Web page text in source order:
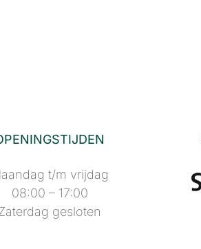
t/m vrijdag
08:00 – 17:00
gesloten